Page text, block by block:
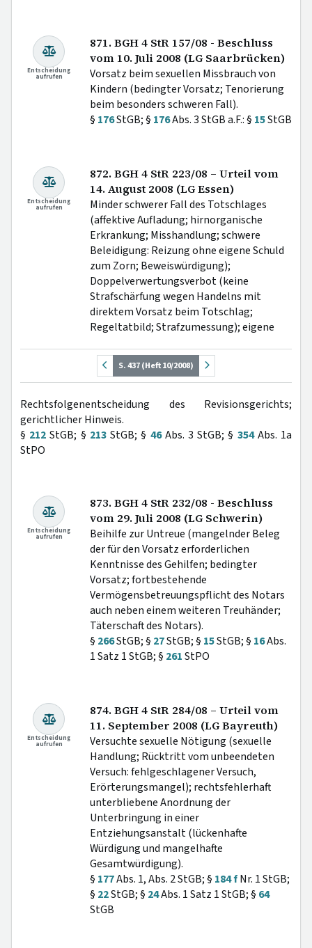
Entscheidung
aufrufen
871. BGH 4 StR 157/08 - Beschluss
vom 10. Juli 2008 (LG Saarbrücken)
Vorsatz beim sexuellen Missbrauch von
Kindern (bedingter Vorsatz; Tenorierung
beim besonders schweren Fall).
§ 176StGB; § 176Abs. 3 StGB a.F.: § 15StGB
Entscheidung
aufrufen
872. BGH 4 StR 223/08 – Urteil vom
14. August 2008 (LG Essen)
Minder schwerer Fall des Totschlages
(affektive Aufladung; hirnorganische
Erkrankung; Misshandlung; schwere
Beleidigung: Reizung ohne eigene Schuld
zum Zorn; Beweiswürdigung);
Doppelverwertungsverbot (keine
Strafschärfung wegen Handelns mit
direktem Vorsatz beim Totschlag;
Regeltatbild; Strafzumessung); eigene
S. 437 (Heft 10/2008)
Rechtsfolgenentscheidung des Revisionsgerichts;
gerichtlicher Hinweis.
§ 212 StGB; § 213StGB; § 46Abs. 3 StGB; § 354Abs. 1a
StPO
Entscheidung
aufrufen
873. BGH 4 StR 232/08 - Beschluss
vom 29. Juli 2008 (LG Schwerin)
Beihilfe zur Untreue (mangelnder Beleg
der für den Vorsatz erforderlichen
Kenntnisse des Gehilfen; bedingter
Vorsatz; fortbestehende
Vermögensbetreuungspflicht des Notars
auch neben einem weiteren Treuhänder;
Täterschaft des Notars).
§ 266StGB; § 27StGB; § 15StGB; § 16Abs.
1 Satz 1 StGB; § 261StPO
Entscheidung
aufrufen
874. BGH 4 StR 284/08 – Urteil vom
11. September 2008 (LG Bayreuth)
Versuchte sexuelle Nötigung (sexuelle
Handlung; Rücktritt vom unbeendeten
Versuch: fehlgeschlagener Versuch,
Erörterungsmangel); rechtsfehlerhaft
unterbliebene Anordnung der
Unterbringung in einer
Entziehungsanstalt (lückenhafte
Würdigung und mangelhafte
Gesamtwürdigung).
§ 177Abs. 1, Abs. 2 StGB; § 184 fNr. 1 StGB;
§ 22StGB; § 24Abs. 1 Satz 1 StGB; § 64
StGB